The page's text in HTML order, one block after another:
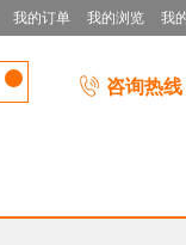
我的订单 我的浏览 我
咨询热线